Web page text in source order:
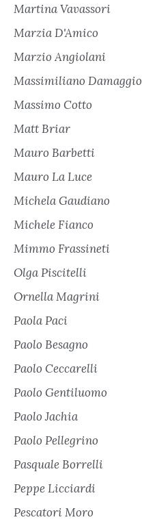
Martina Vavassori
Marzia D'Amico
Marzio Angiolani
Massimiliano Damaggio
Massimo Cotto
Matt Briar
Mauro Barbetti
Mauro La Luce
Michela Gaudiano
Michele Fianco
Mimmo Frassineti
Olga Piscitelli
Ornella Magrini
Paola Paci
Paolo Besagno
Paolo Ceccarelli
Paolo Gentiluomo
Paolo Jachia
Paolo Pellegrino
Pasquale Borrelli
Peppe Licciardi
Pescatori Moro